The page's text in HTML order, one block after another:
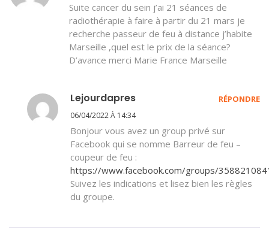
Suite cancer du sein j’ai 21 séances de
radiothérapie à faire à partir du 21 mars je
recherche passeur de feu à distance j’habite
Marseille ,quel est le prix de la séance?
D’avance merci Marie France Marseille
Lejourdapres
06/04/2022 À 14:34
Bonjour vous avez un group privé sur
Facebook qui se nomme Barreur de feu –
coupeur de feu :
https://www.facebook.com/groups/
Suivez les indications et lisez bien les règles
du groupe.
RÉPONDRE